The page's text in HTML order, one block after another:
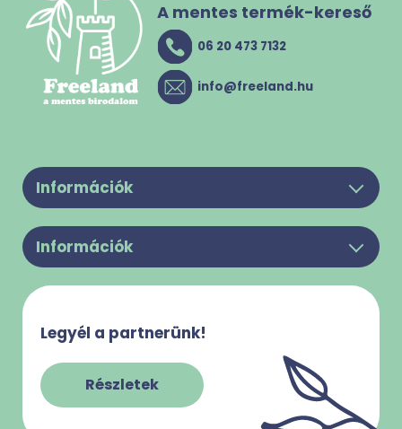
A mentes termék-kereső
06 20 473 7132
info@freeland.hu
Információk
Felhasználási feltételek
Adatkezelési Tájékoztató
Impresszum
Szabályzatok
Információk
Gy.I.K.
Legyél a partnerünk!
Részletek